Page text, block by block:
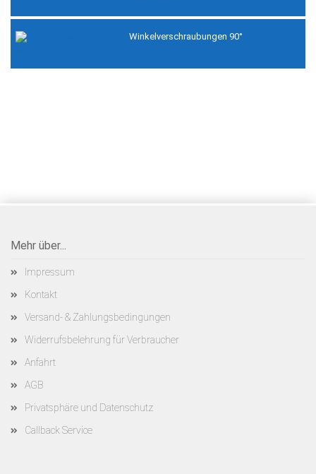
Winkelverschraubungen 90°
Mehr über...
Impressum
Kontakt
Versand- & Zahlungsbedingungen
Widerrufsbelehrung für Verbraucher
Anfahrt
AGB
Privatsphäre und Datenschutz
Callback Service